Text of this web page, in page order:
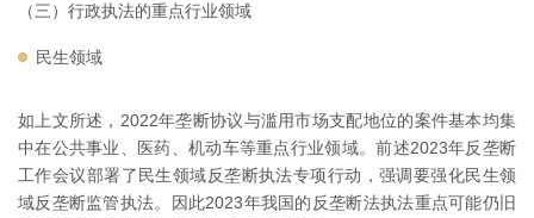
（三）行政执法的重点行业领域
民生领域
如上文所述，2022年垄断协议与滥用市场支配地位的案件基本均集
中在公共事业、医药、机动车等重点行业领域。前述2023年反垄断
工作会议部署了民生领域反垄断执法专项行动，强调要强化民生领
域反垄断监管执法。因此2023年我国的反垄断法执法重点可能仍旧